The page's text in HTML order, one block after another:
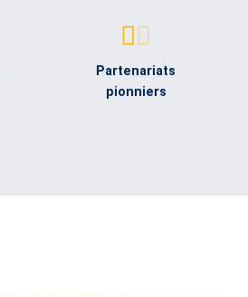
Partenariats
pionniers